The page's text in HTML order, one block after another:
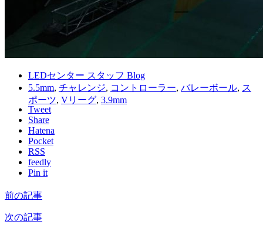
LEDセンター スタッフ Blog
5.5mm, チャレンジ, コントローラー, バレーボール, ス
ポーツ, Vリーグ, 3.9mm
Tweet
Share
Hatena
Pocket
RSS
feedly
Pin it
前の記事
次の記事